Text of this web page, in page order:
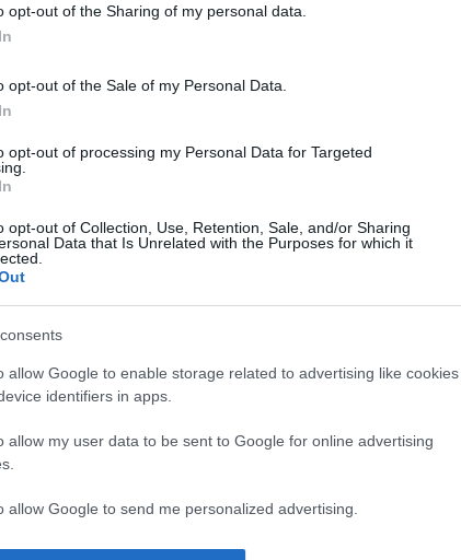
opt-out of the Sharing of my personal data.
opt-out of the Sale of my Personal Data.
opt-out of processing my Personal Data for Targeted
opt-out of Collection, Use, Retention, Sale, and/or Sharing
Data that Is Unrelated with the Purposes for which it
allow Google to enable storage related to advertising like cookies
identifiers in apps.
allow my user data to be sent to Google for online advertising
allow Google to send me personalized advertising.
és elhívnia randira a nőt.
a férfi nem hívja fel utána a nőt és csak egy csók
A diákok úgy gondolták: ilyenkor a pasi csak
az Észak-Karolniai állami egyetem szociológia
a diákok úgy vélik, a nő, aki randizni akar,
a pasit felhívni.
kerül a következő találkára is,
a férfi rögtön "támogassa" őt azzal,
férfias oldalát, ajánlja fel a randit. Amennyiben
meg, milyen helyre menne el szívesen.
neki egy nő,